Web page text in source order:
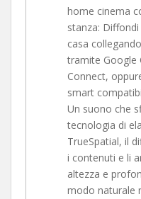
home cinema
stanza:
casa
tramite Google
Connect,
smart
Un suono che
tecnologia di
TrueSpatial, il
i contenuti e li
altezza e
modo naturale